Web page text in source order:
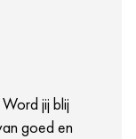
jij blij
goed en